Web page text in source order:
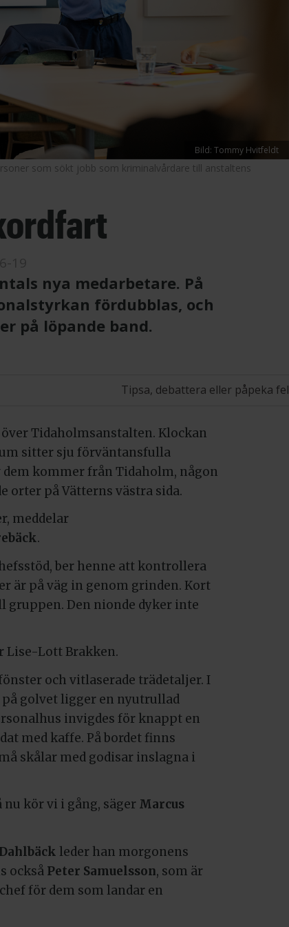
Bild: Tommy Hvitfeldt
som sökt jobb som kriminalvårdare till anstaltens
nya medarbetare. På
fördubblas, och
på löpande band.
Tipsa, debattera eller påpeka fel
Tidaholmsanstalten. Klockan
sitter sju förväntansfulla
kommer från Tidaholm, någon
orter på Vätterns västra sida.
meddelar
.
ber henne att kontrollera
är på väg in genom grinden. Kort
gruppen. Den nionde dyker inte
Lise-Lott Brakken.
och vitlaserade trädetaljer. I
golvet ligger en nyutrullad
invigdes för knappt en
med kaffe. På bordet finns
skålar med godisar inslagna i
kör vi i gång, säger Marcus
leder han morgonens
också Peter Samuelsson, som är
för dem som landar en